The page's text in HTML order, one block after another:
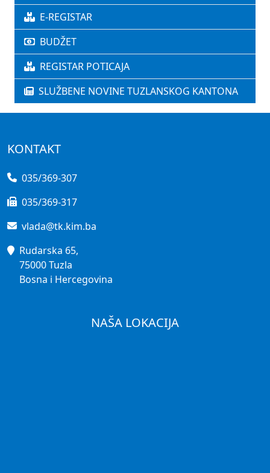
E-REGISTAR
BUDŽET
REGISTAR POTICAJA
SLUŽBENE NOVINE TUZLANSKOG KANTONA
KONTAKT
035/369-307
035/369-317
vlada@tk.kim.ba
Rudarska 65,
75000 Tuzla
Bosna i Hercegovina
NAŠA LOKACIJA